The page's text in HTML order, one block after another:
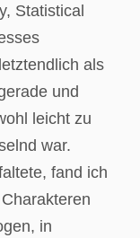
Statistical
als
und
leicht zu
war.
fand ich
in